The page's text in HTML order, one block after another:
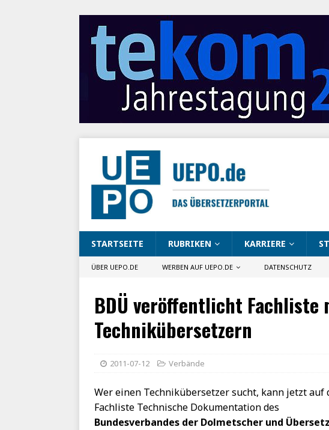
STARTSEITE RUBRIKEN KARRIERE
ÜBER UEPO.DE WERBEN AUF UEPO.DE DATENSCHUTZ
BDÜ veröffentlicht Fachliste
Technikübersetzern
2011-07-12 Verbände
Wer einen Technikübersetzer sucht, kann jetzt auf
Fachliste Technische Dokumentation des
Bundesverbandes der Dolmetscher und